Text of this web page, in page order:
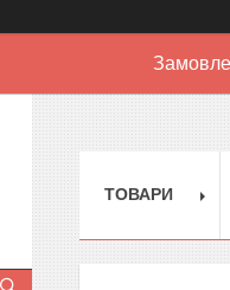
ТОВАРИ